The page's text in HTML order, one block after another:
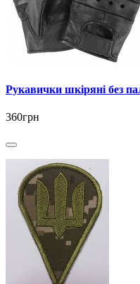
Рукавички шкіряні без
360грн